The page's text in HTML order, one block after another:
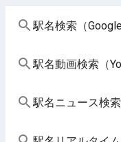
駅名検索（Google
駅名動画検索（
駅名ニュース検索